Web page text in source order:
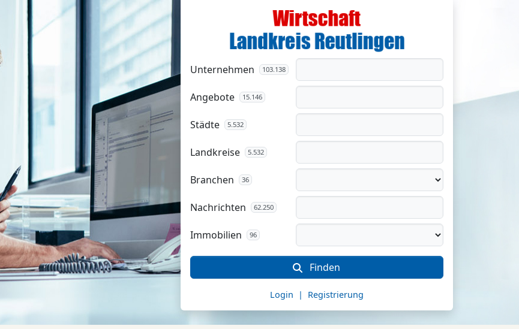
Unternehmen 103.138
Angebote 15.146
Städte 5.532
Landkreise 5.532
Branchen 36
Nachrichten 62.250
Immobilien 96
Finden
Login | Registrierung